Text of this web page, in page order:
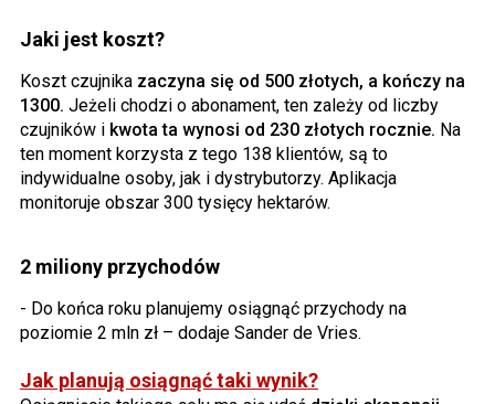
Jaki jest koszt?
Koszt czujnika zaczyna się od 500 złotych, a kończy na
1300. Jeżeli chodzi o abonament, ten zależy od liczby
czujników i kwota ta wynosi od 230 złotych rocznie. Na
ten moment korzysta z tego 138 klientów, są to
indywidualne osoby, jak i dystrybutorzy. Aplikacja
monitoruje obszar 300 tysięcy hektarów.
2 miliony przychodów
- Do końca roku planujemy osiągnąć przychody na
poziomie 2 mln zł – dodaje Sander de Vries.
Jak planują osiągnąć taki wynik?